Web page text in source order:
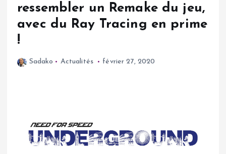
ressembler un Remake du jeu,
avec du Ray Tracing en prime
!
Sadako Actualités février 27, 2020